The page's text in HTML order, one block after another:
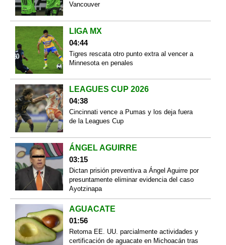
Vancouver
LIGA MX
04:44
Tigres rescata otro punto extra al vencer a
Minnesota en penales
LEAGUES CUP 2026
04:38
Cincinnati vence a Pumas y los deja fuera
de la Leagues Cup
ÁNGEL AGUIRRE
03:15
Dictan prisión preventiva a Ángel Aguirre por
presuntamente eliminar evidencia del caso
Ayotzinapa
AGUACATE
01:56
Retoma EE. UU. parcialmente actividades y
certificación de aguacate en Michoacán tras